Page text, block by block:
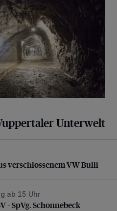
Unterwelt
VW Bulli
verschlossenem VW Bulli
SpVg. Schonnebeck
ab 15 Uhr
SpVg. Schonnebeck